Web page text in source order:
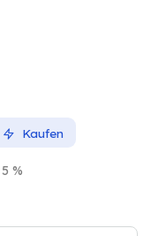
Kaufen
%